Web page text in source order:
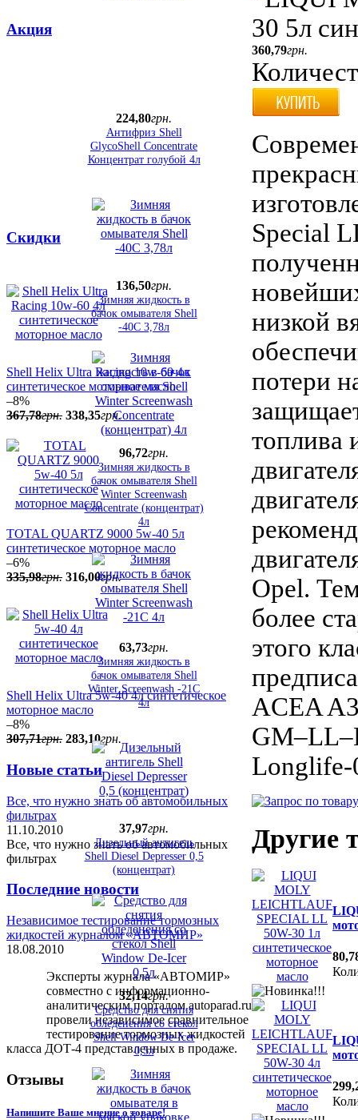
224,80грн.
Антифриз Shell
GlycoShell Concentrate
Концентрат голубой 4л
136,50грн.
Зимняя жидкость в
бачок омывателя Shell
-40C 3,78л
96,72грн.
Зимняя жидкость в
бачок омывателя Shell
Winter Screenwash
Concentrate (концентрат)
4л
63,73грн.
Зимняя жидкость в
бачок омывателя Shell
Winter Screenwash -21С
4л
37,97грн.
Дизельный антигель
Shell Diesel Depresser 0,5
(концентрат)
32,14грн.
Средство для снятия
обледенения со стекол
Shell Window De-Icer
0,5л
Акция
Скидки
Shell Helix Ultra Racing 10w-60 4л
синтетическое моторное масло
–8%
367,78грн. 338,35грн.
TOTAL QUARTZ 9000 5w-40 5л
синтетическое моторное масло
–6%
335,98грн. 316,00грн.
Shell Helix Ultra 5w-40 4л синтетическое
моторное масло
–8%
307,71грн. 283,10грн.
Новые статьи
Все, что нужно знать об автомобильных
фильтрах
11.10.2010
Все, что нужно знать об автомобильных
фильтрах
Последние новости
Независимое тестирование тормозных
жидкостей журналом «АВТОМИР»
18.08.2010
Эксперты журнала «АВТОМИР»
совместно с информационно-
аналитическим порталом autoparad.ru
провели независимое сравнительное
тестирование тормозных жидкостей
класса ДОТ-4 представленных в продаже.
Отзывы
Напишите Ваше мнение о товаре!
360,79грн.
Special
низкой
потери
топлива
Opel.
более
этого
ACEA
Longlife-
Другие
80,
299,